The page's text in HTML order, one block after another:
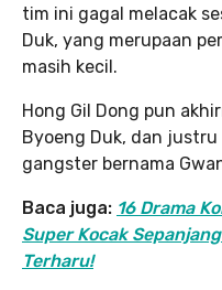
tim ini gagal melacak
Duk, yang merupaan
masih kecil.
Hong Gil Dong pun
Byoeng Duk, dan
gangster bernama
Baca juga: 16 Drama
Super Kocak
Terharu!